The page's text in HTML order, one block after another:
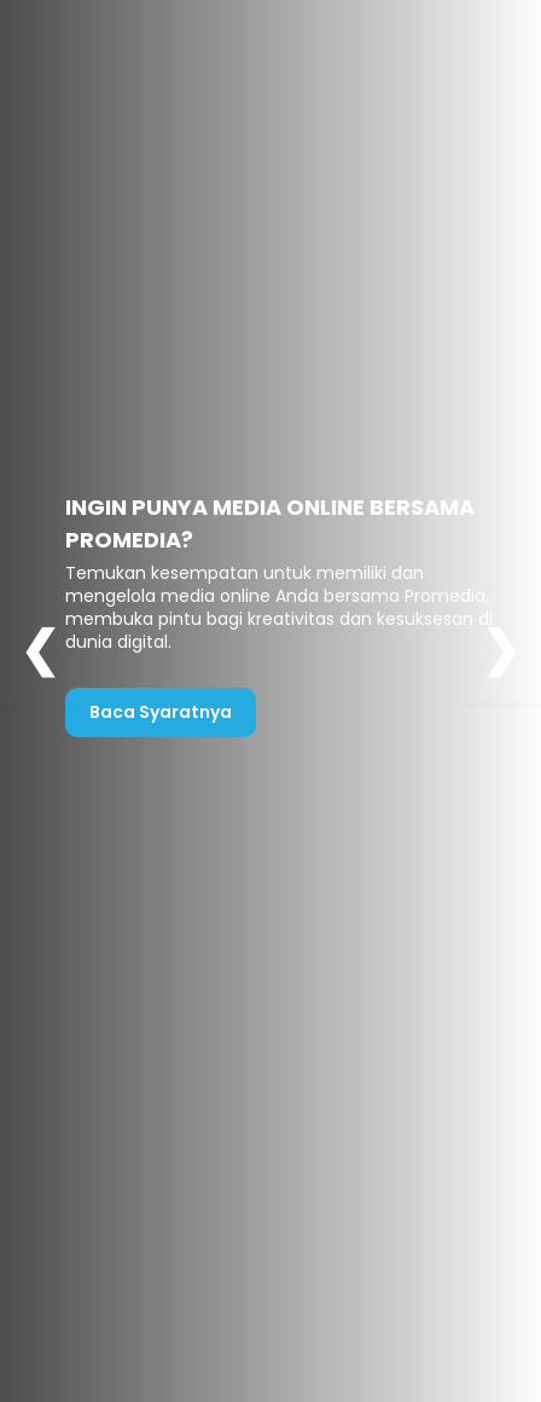
INGIN PUNYA MEDIA ONLINE BERSAMA
PROMEDIA?
Temukan kesempatan untuk memiliki dan
mengelola media online Anda bersama Promedia,
membuka pintu bagi kreativitas dan kesuksesan di
dunia digital.
Baca Syaratnya
❮